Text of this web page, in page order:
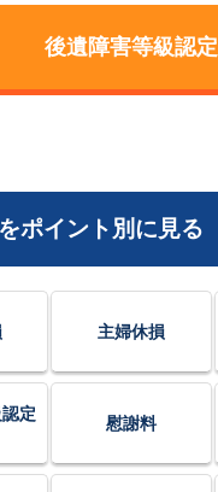
後遺障害等級認定
ポイント別に見る
主婦休損
定
慰謝料